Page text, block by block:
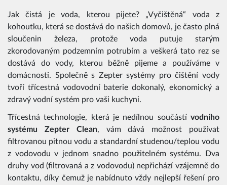
Jak čistá je voda, kterou pijete? „Vyčištěná“ voda z
kohoutku, která se dostává do našich domovů, je často plná
sloučenin železa, protože voda putuje starým
zkorodovaným podzemním potrubím a veškerá tato rez se
dostává do vody, kterou běžně pijeme a používáme v
domácnosti. Společně s Zepter systémy pro čištění vody
tvoří třícestná vodovodní baterie dokonalý, ekonomický a
zdravý vodní systém pro vaši kuchyni.
Třícestná technologie, která je nedílnou součástí vodního
systému Zepter Clean, vám dává možnost používat
filtrovanou pitnou vodu a standardní studenou/teplou vodu
z vodovodu v jednom snadno použitelném systému. Dva
druhy vod (filtrovaná a z vodovodu) nepřichází vzájemně do
kontaktu, díky čemuž je nabídnuto vždy nejlepší řešení pro